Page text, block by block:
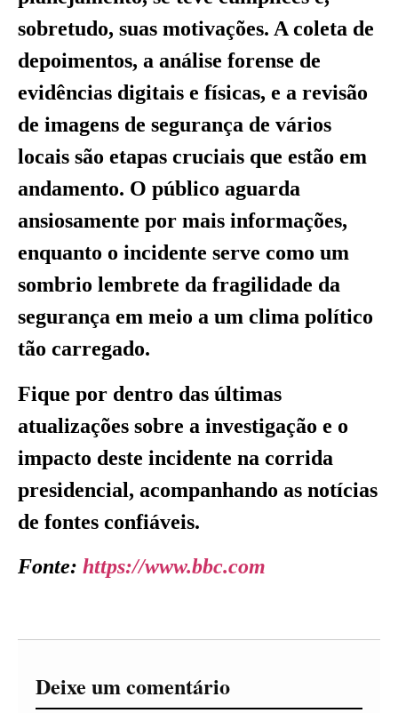
sobretudo, suas motivações. A coleta de
depoimentos, a análise forense de
evidências digitais e físicas, e a revisão
de imagens de segurança de vários
locais são etapas cruciais que estão em
andamento. O público aguarda
ansiosamente por mais informações,
enquanto o incidente serve como um
sombrio lembrete da fragilidade da
segurança em meio a um clima político
tão carregado.
Fique por dentro das últimas
atualizações sobre a investigação e o
impacto deste incidente na corrida
presidencial, acompanhando as notícias
de fontes confiáveis.
Fonte: https://www.bbc.com
Deixe um comentário